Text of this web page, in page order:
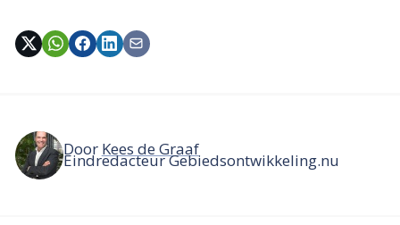
Door Kees de Graaf
Eindredacteur Gebiedsontwikkeling.nu